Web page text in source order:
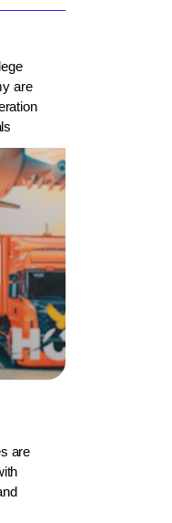
are
are